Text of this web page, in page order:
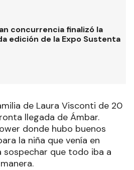
concurrencia finalizó la
edición de la Expo Sustenta
de Laura Visconti de 20
llegada de Ámbar.
donde hubo buenos
la niña que venía en
sospechar que todo iba a